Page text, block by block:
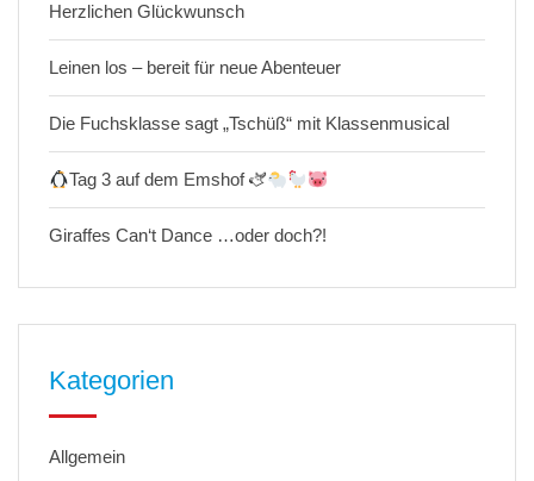
Herzlichen Glückwunsch
Leinen los – bereit für neue Abenteuer
Die Fuchsklasse sagt „Tschüß“ mit Klassenmusical
Tag 3 auf dem Emshof 🫏
Giraffes Can‘t Dance …oder doch?!
Kategorien
Allgemein